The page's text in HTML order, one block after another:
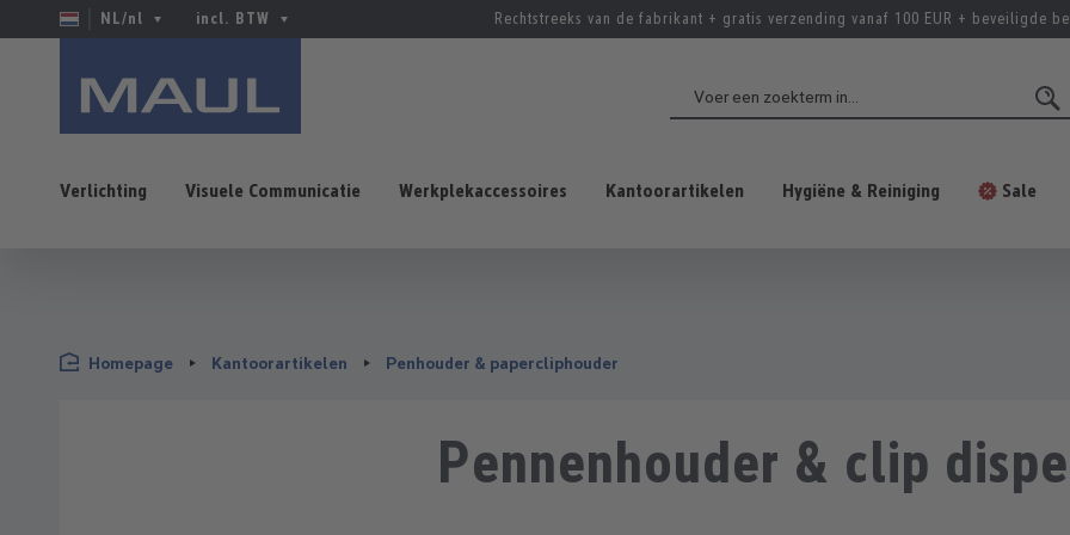
NL/nl incl. BTW Rechtstreeks van de fabrikant + gratis verzending vanaf 100 EUR + beveiligde
Verlichting Visuele Communicatie Werkplekaccessoires Kantoorartikelen Hygiëne & Reiniging Sale
Homepage Kantoorartikelen Penhouder & papercliphouder
Pennenhouder & clip